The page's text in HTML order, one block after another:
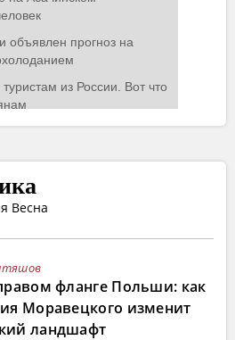
Весна
фланге Польши: как
Моравецкого изменит
ландшафт